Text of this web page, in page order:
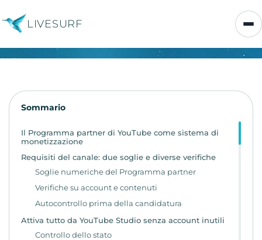
LIVESURF
Sommario
Il Programma partner di YouTube come sistema di
monetizzazione
Requisiti del canale: due soglie e diverse verifiche
Soglie numeriche del Programma partner
Verifiche su account e contenuti
Autocontrollo prima della candidatura
Attiva tutto da YouTube Studio senza account inutili
Controllo dello stato